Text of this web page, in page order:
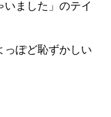
ました」のテイ
っぽど恥ずかしい